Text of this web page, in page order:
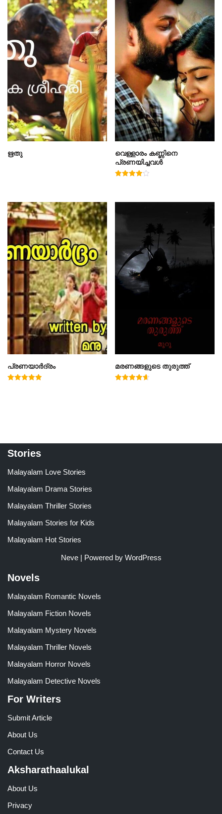
ഋതു
വെള്ളാരം കണ്ണിനെ
പ്രണയിച്ചവൾ
പ്രണയാർദ്രം മരണങ്ങളുടെ തുരുത്ത്
Stories
Malayalam Love Stories
Malayalam Drama Stories
Malayalam Thriller Stories
Malayalam Stories for Kids
Malayalam Hot Stories
Neve| Powered by WordPress
Novels
Malayalam Romantic Novels
Malayalam Fiction Novels
Malayalam Mystery Novels
Malayalam Thriller Novels
Malayalam Horror Novels
Malayalam Detective Novels
For Writers
Submit Article
About Us
Contact Us
Aksharathaalukal
About Us
Privacy